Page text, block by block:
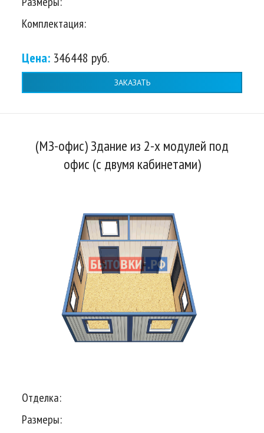
Комплектация:
Цена: 346448 руб.
ЗАКАЗАТЬ
(МЗ-офис) Здание из 2-х модулей под
офис (с двумя кабинетами)
Отделка:
Размеры: